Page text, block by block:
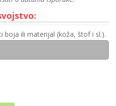
boja ili materijal (koža, štof i sl.).